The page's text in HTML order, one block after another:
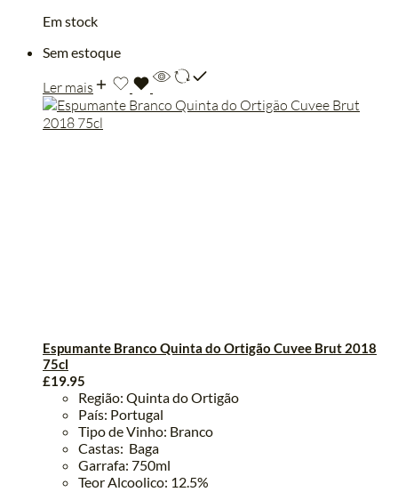
Em stock
Sem estoque
Ler mais
Espumante Branco Quinta do Ortigão Cuvee Brut 2018
75cl
£19.95
Região: Quinta do Ortigão
País: Portugal
Tipo de Vinho: Branco
Castas: Baga
Garrafa: 750ml
Teor Alcoolico: 12.5%